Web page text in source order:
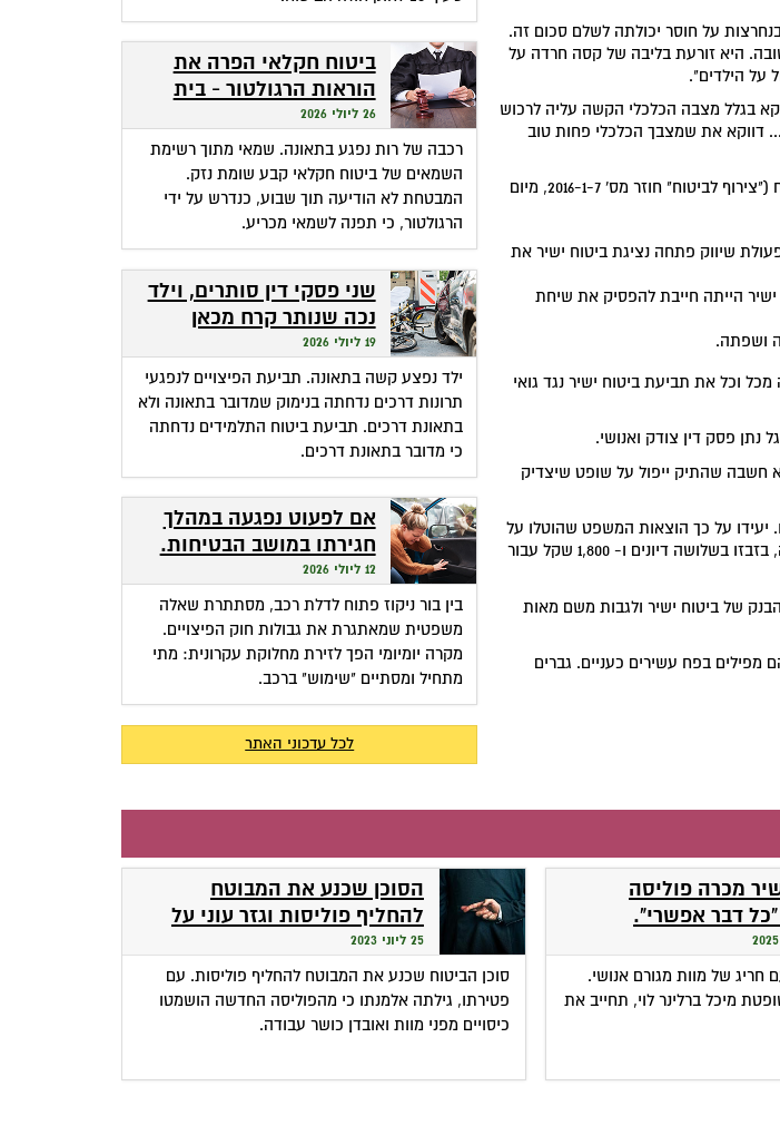
(298 שקל לחודש) חוזרת קסה בנחרצות על חוסר יכולתה לשלם סכום זה.
היא זורעת בליבה של קסה חרדה על
על הילדים".
בגלל מצבה הכלכלי הקשה עליה לרכוש
דווקא את שמצבך הכלכלי פחות טוב
מעבר לכל אלה, מוסיף השופט, נציגת ביטוח ישיר הפרה את הוראות חוזר המפקח על הביטוח ("צירוף לביטוח" חוזר מס' 2016-1-7, מיום
שיווק פתחה נציגת ביטוח ישיר את
ישיר הייתה חייבת להפסיק את שיחת
ושפתה.
וכל את תביעת ביטוח ישיר נגד גואי
פסק דין צודק ואנושי.
חשבה שהתיק ייפול על שופט שיצדיק
יעידו על כך הוצאות המשפט שהוטלו על
ביטוח ישיר במקרה זה: 1,000 שקל על הזמן שקסה ובתה, שהתלוותה אליה בשל קשיי השפה, בזבזו בשלושה דיונים ו- 1,800 שקל עבור
של ביטוח ישיר ולגבות משם מאות
מפילים בפח עשירים כעניים. גברים
ביטוח חקלאי הפרה את
הוראות הרגולטור - בית
המשפט חילץ אותה
26 ליולי 2026
רכבה של רות נפגע בתאונה. שמאי מתוך רשימת
השמאים של ביטוח חקלאי קבע שומת נזק.
המבטחת לא הודיעה תוך שבוע, כנדרש על ידי
הרגולטור, כי תפנה לשמאי מכריע.
שני פסקי דין סותרים, וילד
נכה שנותר קרח מכאן
ומכאן
19 ליולי 2026
ילד נפצע קשה בתאונה. תביעת הפיצויים לנפגעי
תרונות דרכים נדחתה בנימוק שמדובר בתאונה ולא
בתאונת דרכים. תביעת ביטוח התלמידים נדחתה
כי מדובר בתאונת דרכים.
אם לפעוט נפגעה במהלך
חגירתו במושב הבטיחות.
האם זכאית לפיצויים?
12 ליולי 2026
בין בור ניקוז פתוח לדלת רכב, מסתתרת שאלה
משפטית שמאתגרת את גבולות חוק הפיצויים.
מקרה יומיומי הפך לזירת מחלוקת עקרונית: מתי
מתחיל ומסתיים "שימוש" ברכב.
לכל עדכוני האתר
מכרה פוליסה
דבר אפשרי".
מדובר במצג
חריג של מוות מגורם אנושי.
מיכל ברלינר לוי, תחייב את
הסוכן שכנע את המבוטח
להחליף פוליסות וגזר עוני על
אלמנתו
25 ליוני 2023
סוכן הביטוח שכנע את המבוטח להחליף פוליסות. עם
פטירתו, גילתה אלמנתו כי מהפוליסה החדשה הושמטו
כיסויים מפני מוות ואובדן כושר עבודה.